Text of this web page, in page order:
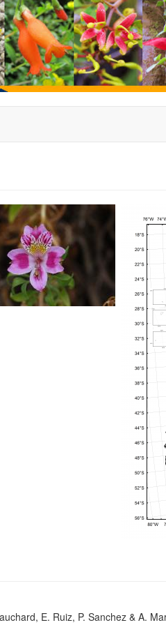
E. Ruiz, P. Sanchez & A.